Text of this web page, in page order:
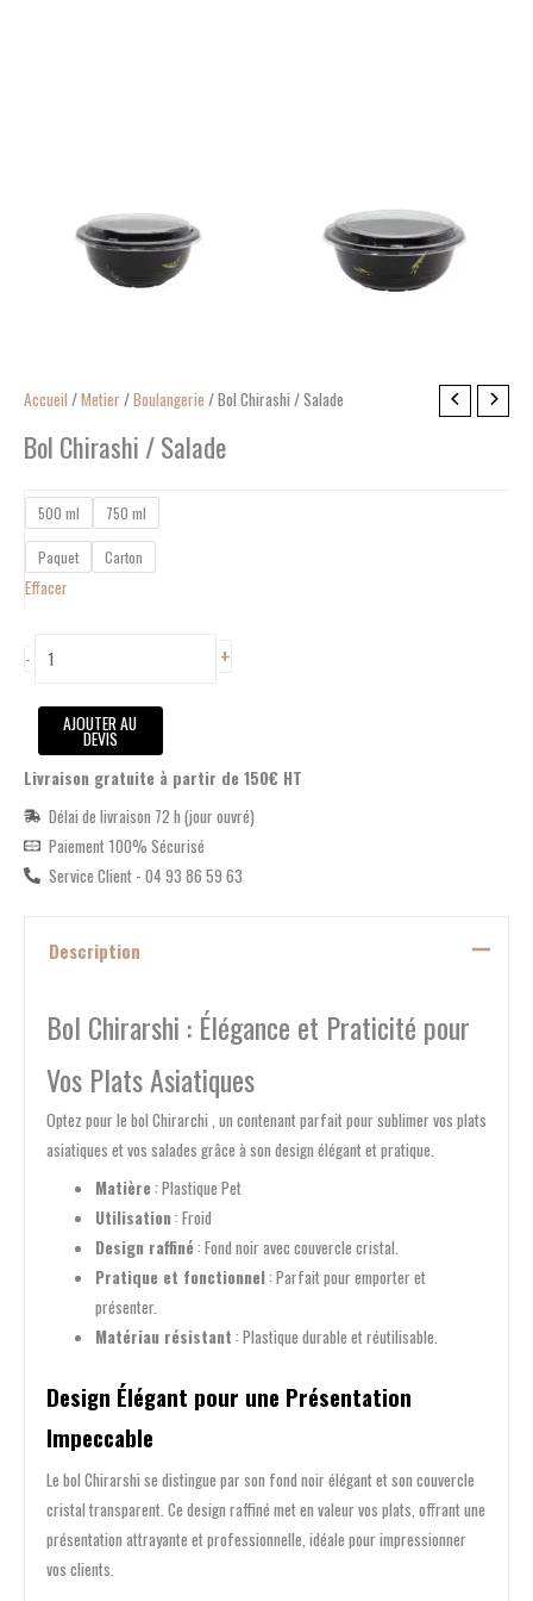
Accueil /Metier /Boulangerie / Bol Chirashi / Salade
Bol Chirashi / Salade
500 ml 750 ml
Paquet Carton
Effacer
-
quantité
Bol
/
Salade
+
AJOUTER AU
DEVIS
Livraison gratuite à partir de 150€ HT
Délai de livraison 72 h (jour ouvré)
Paiement 100% Sécurisé
Service Client - 04 93 86 59 63
Description
Bol Chirarshi : Élégance et Praticité pour
Vos Plats Asiatiques
Optez pour le bol Chirarchi , un contenant parfait pour sublimer vos plats
asiatiques et vos salades grâce à son design élégant et pratique.
Matière: Plastique Pet
Utilisation: Froid
Design raffiné: Fond noir avec couvercle cristal.
Pratique et fonctionnel: Parfait pour emporter et
présenter.
Matériau résistant : Plastique durable et réutilisable.
Design Élégant pour une Présentation
Impeccable
Le bol Chirarshi se distingue par son fond noir élégant et son couvercle
cristal transparent. Ce design raffiné met en valeur vos plats, offrant une
présentation attrayante et professionnelle, idéale pour impressionner
vos clients.